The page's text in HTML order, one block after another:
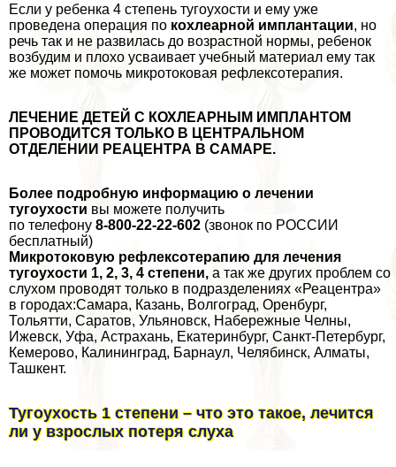
Если у ребенка 4 степень тугоухости и ему уже
проведена операция по кохлеарной имплантации, но
речь так и не развилась до возрастной нормы, ребенок
возбудим и плохо усваивает учебный материал ему так
же может помочь микротоковая рефлексотерапия.
ЛЕЧЕНИЕ ДЕТЕЙ С КОХЛЕАРНЫМ ИМПЛАНТОМ
ПРОВОДИТСЯ ТОЛЬКО В ЦЕНТРАЛЬНОМ
ОТДЕЛЕНИИ РЕАЦЕНТРА В САМАРЕ.
Более подробную информацию о лечении
тугоухости вы можете получить
по телефону 8-800-22-22-602 (звонок по РОССИИ
бесплатный)
Микротоковую рефлексотерапию для лечения
тугоухости 1, 2, 3, 4 степени, а так же других проблем со
слухом проводят только в подразделениях «Реацентра»
в городах:Самара, Казань, Волгоград, Оренбург,
Тольятти, Саратов, Ульяновск, Набережные Челны,
Ижевск, Уфа, Астpaxaнь, Екатеринбург, Санкт-Петербург,
Кемерово, Калининград, Барнаул, Челябинск, Алматы,
Ташкент.
Тугоухость 1 степени – что это такое, лечится
ли у взрослых потеря слуха